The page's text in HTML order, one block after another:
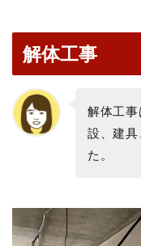
解体工事
解体工
設、建
た。